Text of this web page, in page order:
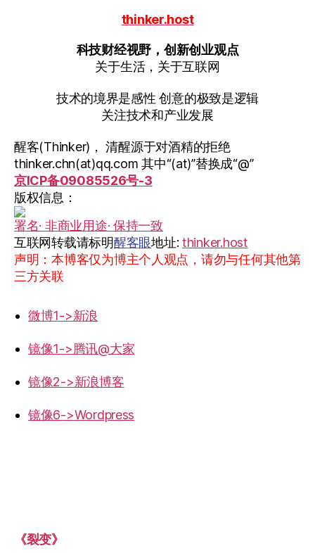
thinker.host
科技财经视野，创新创业观点
关于生活，关于互联网
技术的境界是感性 创意的极致是逻辑
关注技术和产业发展
醒客(Thinker)， 清醒源于对酒精的拒绝
thinker.chn(at)qq.com 其中“(at)”替换成“@”
京ICP备09085526号-3
版权信息：
署名· 非商业用途· 保持一致
互联网转载请标明醒客眼地址: thinker.host
声明：本博客仅为博主个人观点，请勿与任何其他第
三方关联
微博1->新浪
镜像1->腾讯@大家
镜像2->新浪博客
镜像6->Wordpress
《裂变》